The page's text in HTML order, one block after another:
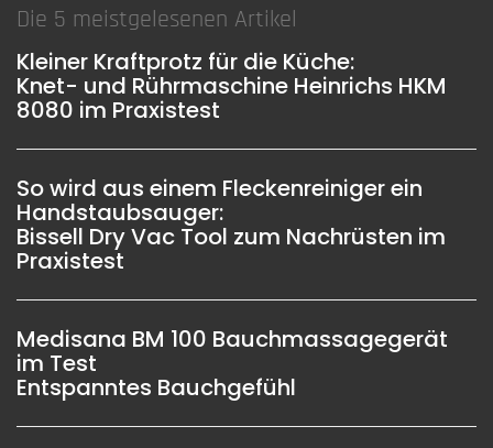
Die 5 meistgelesenen Artikel
Kleiner Kraftprotz für die Küche:
Knet- und Rührmaschine Heinrichs HKM
8080 im Praxistest
So wird aus einem Fleckenreiniger ein
Handstaubsauger:
Bissell Dry Vac Tool zum Nachrüsten im
Praxistest
Medisana BM 100 Bauchmassagegerät
im Test
Entspanntes Bauchgefühl